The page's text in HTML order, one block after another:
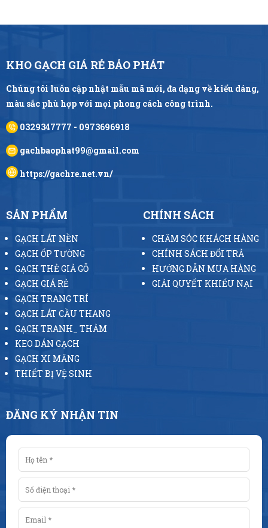
KHO GẠCH GIÁ RẺ BẢO PHÁT
Chúng tôi luôn cập nhật mẫu mã mới, đa dạng về kiểu dáng,
màu sắc phù hợp với mọi phong cách công trình.
0329347777 - 0973696918
gachbaophat99@gmail.com
https://gachre.net.vn/
SẢN PHẨM
GẠCH LÁT NỀN
GẠCH ỐP TƯỜNG
GẠCH THẺ GIẢ GỖ
GẠCH GIÁ RẺ
GẠCH TRANG TRÍ
GẠCH LÁT CẦU THANG
GẠCH TRANH_ THẢM
KEO DÁN GẠCH
GẠCH XI MĂNG
THIẾT BỊ VỆ SINH
CHÍNH SÁCH
CHĂM SÓC KHÁCH HÀNG
CHÍNH SÁCH ĐỔI TRẢ
HƯỚNG DẪN MUA HÀNG
GIẢI QUYẾT KHIẾU NẠI
ĐĂNG KÝ NHẬN TIN